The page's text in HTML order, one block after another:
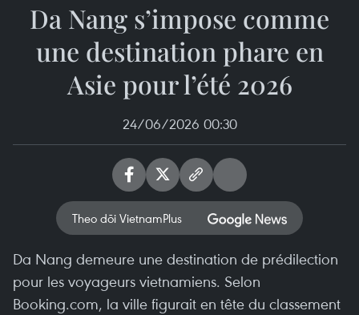
Da Nang s’impose comme
une destination phare en
Asie pour l’été 2026
24/06/2026 00:30
Theo dõi VietnamPlus
Da Nang demeure une destination de prédilection
pour les voyageurs vietnamiens. Selon
Booking.com, la ville figurait en tête du classement